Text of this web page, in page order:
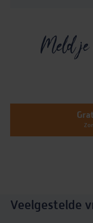
Veelgestelde